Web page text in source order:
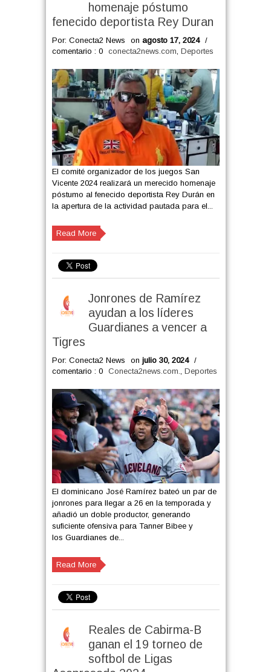
homenaje póstumo
fenecido deportista Rey Duran
Por: Conecta2 News on agosto 17, 2024
/
comentario : 0
conecta2news.com, Deportes
El comité organizador de los juegos San
Vicente 2024 realizará un merecido homenaje
póstumo al fenecido deportista Rey Durán en
la apertura de la actividad pautada para el...
Read More
Jonrones de Ramírez
ayudan a los líderes
Guardianes a vencer a
Tigres
Por: Conecta2 News on julio 30, 2024
/
comentario : 0
Conecta2news.com., Deportes
El dominicano José Ramírez bateó un par de
jonrones para llegar a 26 en la temporada y
añadió un doble productor, generando
suficiente ofensiva para Tanner Bibee y
los Guardianes de...
Read More
Reales de Cabirma-B
ganan el 19 torneo de
softbol de Ligas